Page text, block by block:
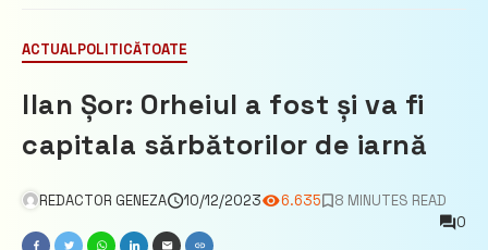
ACTUALPOLITICĂTOATE
Ilan Șor: Orheiul a fost și va fi
capitala sărbătorilor de iarnă
REDACTOR GENEZA 10/12/2023 6.635
8 MINUTES READ
0